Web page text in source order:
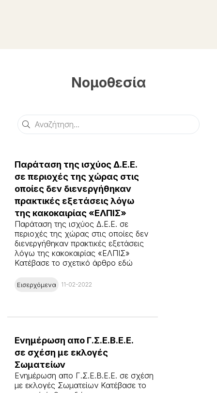
Νομοθεσία
Αναζήτηση
Παράταση της ισχύος Δ.Ε.Ε.
σε περιοχές της χώρας στις
οποίες δεν διενεργήθηκαν
πρακτικές εξετάσεις λόγω
της κακοκαιρίας «ΕΛΠΙΣ»
Παράταση της ισχύος Δ.Ε.Ε. σε
περιοχές της χώρας στις οποίες δεν
διενεργήθηκαν πρακτικές εξετάσεις
λόγω της κακοκαιρίας «ΕΛΠΙΣ»
Κατέβασε το σχετικό άρθρο εδώ
Εισερχόμενα 11-02-2022
Ενημέρωση απο Γ.Σ.Ε.Β.Ε.Ε.
σε σχέση με εκλογές
Σωματείων
Ενημέρωση απο Γ.Σ.Ε.Β.Ε.Ε. σε σχέση
με εκλογές Σωματείων Κατέβασε το